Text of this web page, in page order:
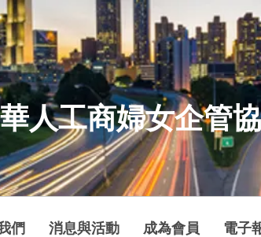
人工商婦女企管
們 消息與活動 成為會員 電子